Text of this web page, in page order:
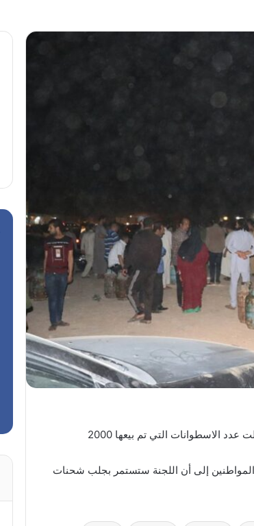
باشرت بلدية بني وليد بتوزيع شحنات من اسطوانات غاز الطهي ووصلت عدد الاسطوانات التي تم بيعها 2000
المواطنين إلى أن اللجنة ستستمر بجلب شحنات